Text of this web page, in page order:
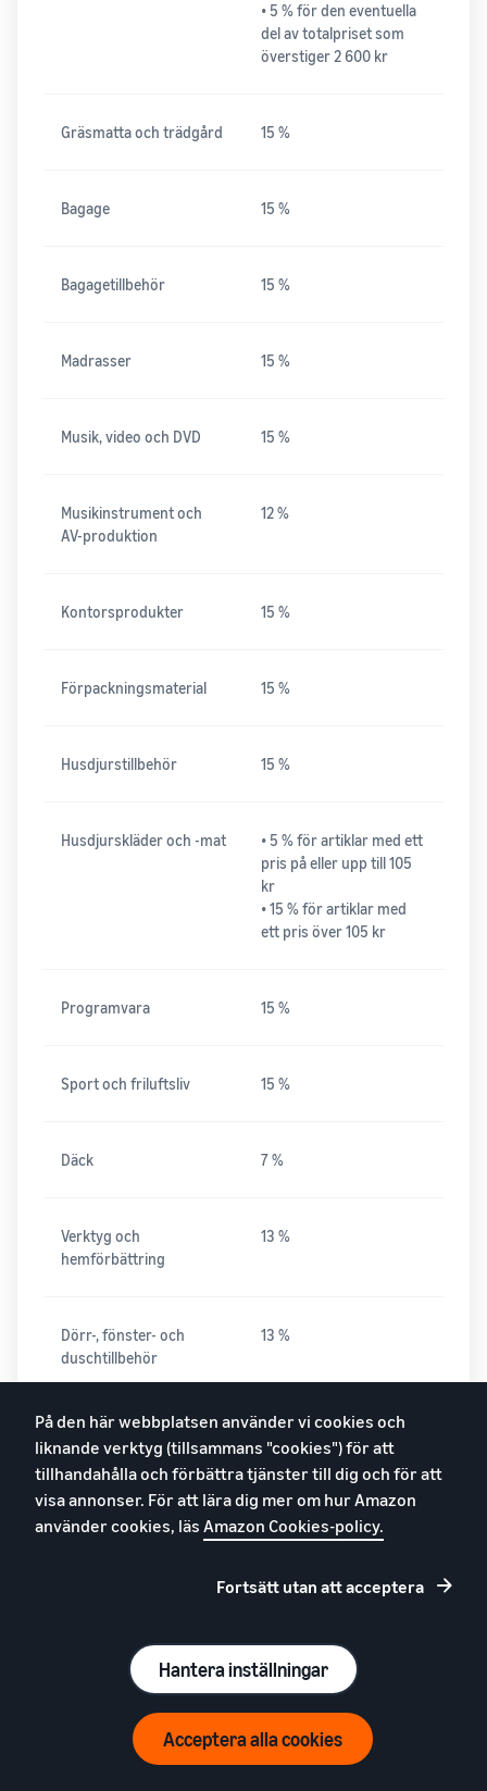
• 5 % för den eventuella
del av totalpriset som
överstiger 2 600 kr
Gräsmatta och trädgård 15 %
Bagage 15 %
Bagagetillbehör 15 %
Madrasser 15 %
Musik, video och DVD 15 %
Musikinstrument och
AV-produktion
12 %
Kontorsprodukter 15 %
Förpackningsmaterial 15 %
Husdjurstillbehör 15 %
Husdjurskläder och -mat
• 5 % för artiklar med ett
pris på eller upp till 105
kr
• 15 % för artiklar med
ett pris över 105 kr
Programvara 15 %
Sport och friluftsliv 15 %
Däck 7 %
Verktyg och
hemförbättring
13 %
Dörr-, fönster- och
duschtillbehör
13 %
Lim och buntband för
hemmet
13 %
Leksaker och spel 15 %
Spelkonsoler
Vitaminer, mineraler och
• 5 % för artiklar med ett
På den här webbplatsen använder vi cookies och
liknande verktyg (tillsammans "cookies") för att
tillhandahålla och förbättra tjänster till dig och för att
visa annonser. För att lära dig mer om hur Amazon
använder cookies, läs Amazon Cookies-policy.
Fortsätt utan att acceptera
Hantera inställningar
Acceptera alla cookies